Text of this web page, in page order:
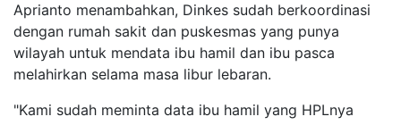
Aprianto menambahkan, Dinkes sudah berkoordinasi
dengan rumah sakit dan puskesmas yang punya
wilayah untuk mendata ibu hamil dan ibu pasca
melahirkan selama masa libur lebaran.
"Kami sudah meminta data ibu hamil yang HPLnya